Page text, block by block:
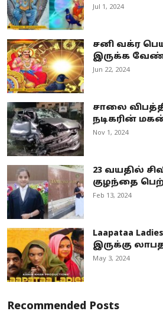
Jul 1, 2024
சனி வக்ர
இருக்க
Jun 22, 2024
சாலை
நடிகரின்
Nov 1, 2024
23 வயதில்
குழந்தை
Feb 13, 2024
Laapataa
இருக்கு
May 3, 2024
Recommended Posts